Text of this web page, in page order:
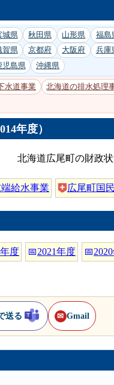
城県 秋田県 山形県 福島
賀県 京都府 大阪府 兵庫
児島県 沖縄県
水道事業 北海道の排水処理
年度）
北海道広尾町の財政
給水事業 広尾町国
度 📅2021年度 📅
送る ✉ Gmail